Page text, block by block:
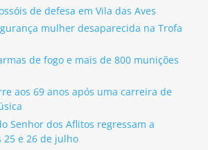
de defesa em Vila das Aves
mulher desaparecida na Trofa
de fogo e mais de 800 munições
aos 69 anos após uma carreira de
Senhor dos Aflitos regressam a
25 e 26 de julho